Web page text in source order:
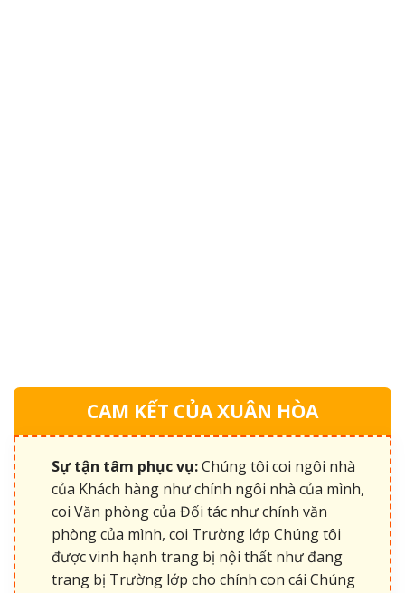
CAM KẾT CỦA XUÂN HÒA
Sự tận tâm phục vụ:Chúng tôi coi ngôi nhà
của Khách hàng như chính ngôi nhà của mình,
coi Văn phòng của Đối tác như chính văn
phòng của mình, coi Trường lớp Chúng tôi
được vinh hạnh trang bị nội thất như đang
trang bị Trường lớp cho chính con cái Chúng